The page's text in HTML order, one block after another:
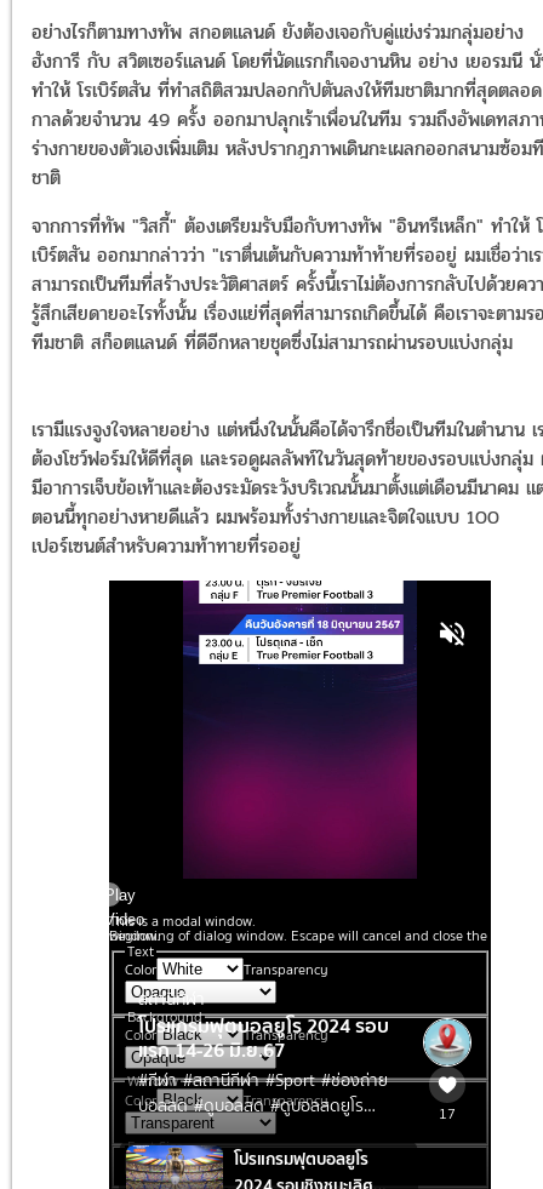
อย่างไรก็ตามทางทัพ สกอตแลนด์ ยังต้องเจอกับคู่แข่งร่วมกลุ่มอย่าง
ฮังการี กับ สวิตเซอร์แลนด์ โดยที่นัดแรกก็เจองานหิน อย่าง เยอรมนี
ทำให้ โรเบิร์ตสัน ที่ทำสถิติสวมปลอกกัปตันลงให้ทีมชาติมากที่สุดตลอด
กาลด้วยจำนวน 49 ครั้ง ออกมาปลุกเร้าเพื่อนในทีม รวมถึงอัพเดทสภ
ร่างกายของตัวเองเพิ่มเติม หลังปรากฎภาพเดินกะเผลกออกสนามซ้อม
ชาติ
จากการที่ทัพ "วิสกี้" ต้องเตรียมรับมือกับทางทัพ "อินทรีเหล็ก" ทำให้
เบิร์ตสัน ออกมากล่าวว่า "เราตื่นเต้นกับความท้าท้ายที่รออยู่ ผมเชื่อว่าเ
สามารถเป็นทีมที่สร้างประวัติศาสตร์ ครั้งนี้เราไม่ต้องการกลับไปด้วยคว
รู้สึกเสียดายอะไรทั้งนั้น เรื่องแย่ที่สุดที่สามารถเกิดขึ้นได้ คือเราจะตามร
ทีมชาติ สก็อตแลนด์ ที่ดีอีกหลายชุดซึ่งไม่สามารถผ่านรอบแบ่งกลุ่ม
เรามีแรงจูงใจหลายอย่าง แต่หนึ่งในนั้นคือได้จารึกชื่อเป็นทีมในตำนาน เ
ต้องโชว์ฟอร์มให้ดีที่สุด และรอดูผลลัพท์ในวันสุดท้ายของรอบแบ่งกลุ่ม
มีอาการเจ็บข้อเท้าและต้องระมัดระวังบริเวณนั้นมาตั้งแต่เดือนมีนาคม แ
ตอนนี้ทุกอย่างหายดีแล้ว ผมพร้อมทั้งร่างกายและจิตใจแบบ 100
เปอร์เซนต์สำหรับความท้าทายที่รออยู่